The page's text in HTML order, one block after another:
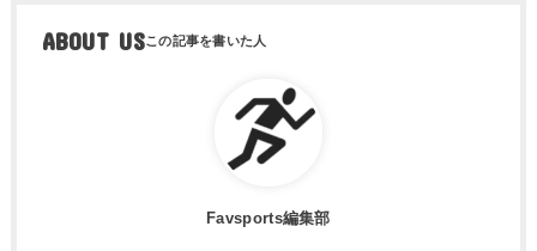
ABOUT US
Favsports編集部